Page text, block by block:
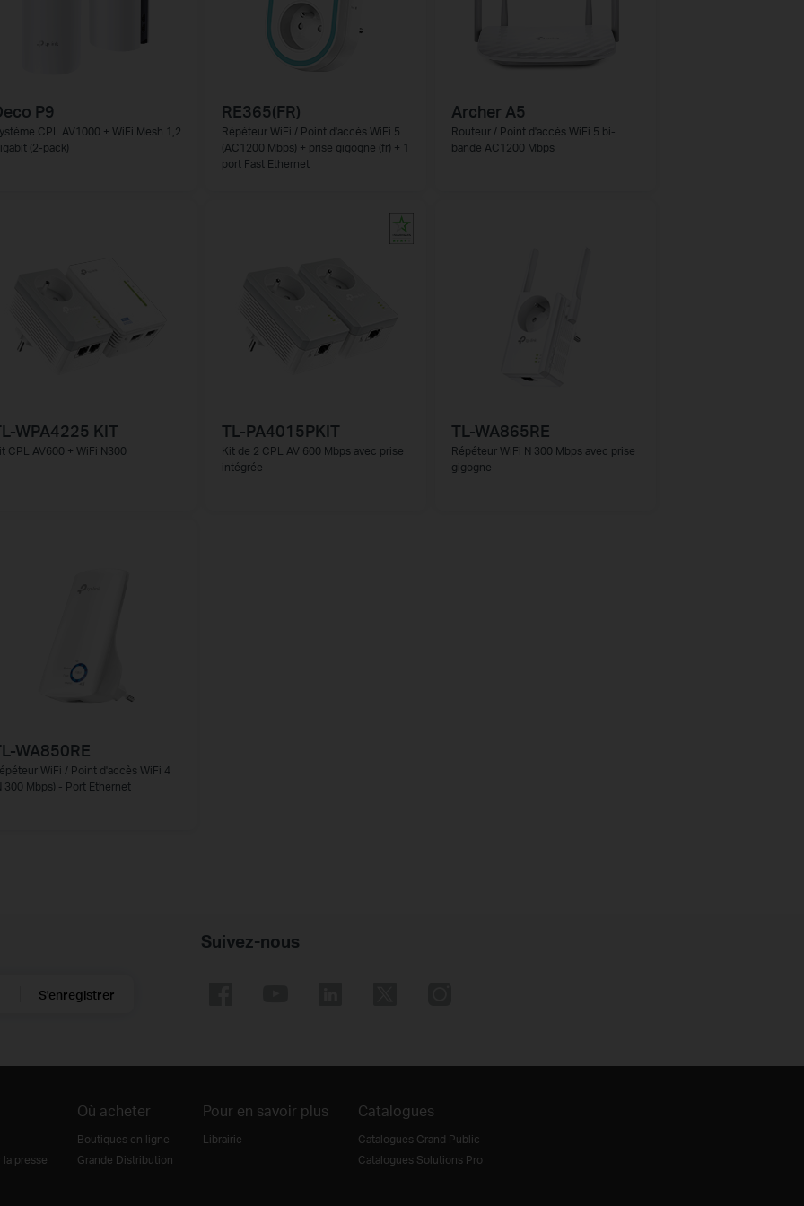
P9
CPL AV1000 + WiFi Mesh 1,2
(2-pack)
RE365(FR)
Répéteur WiFi / Point d'accès WiFi 5
(AC1200 Mbps) + prise gigogne (fr) + 1
port Fast Ethernet
Archer A5
Routeur / Point d'accès WiFi 5 bi-
bande AC1200 Mbps
WPA4225 KIT
CPL AV600 + WiFi N300
TL-PA4015PKIT
Kit de 2 CPL AV 600 Mbps avec prise
intégrée
TL-WA865RE
Répéteur WiFi N 300 Mbps avec prise
gigogne
WA850RE
WiFi / Point d'accès WiFi 4
300 Mbps) - Port Ethernet
S'enregistrer
Suivez-nous
la presse
Où acheter
Boutiques en ligne
Grande Distribution
Pour en savoir plus
Librairie
Catalogues
Catalogues Grand Public
Catalogues Solutions Pro